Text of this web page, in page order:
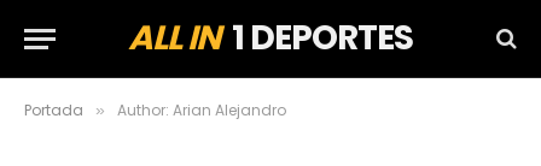
ALL IN1 DEPORTES
Portada » Author: Arian Alejandro